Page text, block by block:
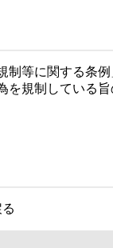
等に関する条
規制している